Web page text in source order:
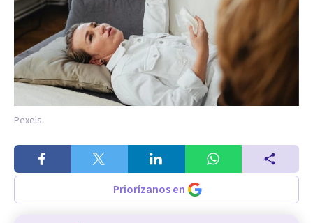
Pexels
Priorízanos en